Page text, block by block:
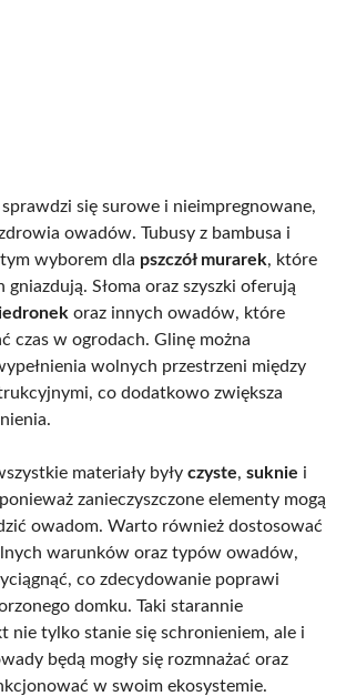
się surowe i nieimpregnowane,
owadów. Tubusy z bambusa i
wyborem dla pszczół murarek, które
Słoma oraz szyszki oferują
oraz innych owadów, które
czas w ogrodach. Glinę można
wolnych przestrzeni między
co dodatkowo zwiększa
materiały były czyste, suknie i
zanieczyszczone elementy mogą
owadom. Warto również dostosować
warunków oraz typów owadów,
co zdecydowanie poprawi
domku. Taki starannie
nie tylko stanie się schronieniem, ale i
będą mogły się rozmnażać oraz
w swoim ekosystemie.